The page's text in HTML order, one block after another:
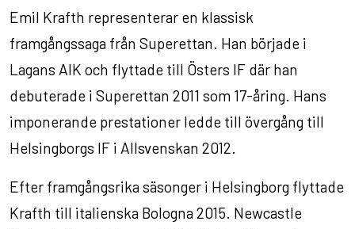
Emil Krafth representerar en klassisk
framgångssaga från Superettan. Han började i
Lagans AIK och flyttade till Östers IF där han
debuterade i Superettan 2011 som 17-åring. Hans
imponerande prestationer ledde till övergång till
Helsingborgs IF i Allsvenskan 2012.
Efter framgångsrika säsonger i Helsingborg flyttade
Krafth till italienska Bologna 2015. Newcastle